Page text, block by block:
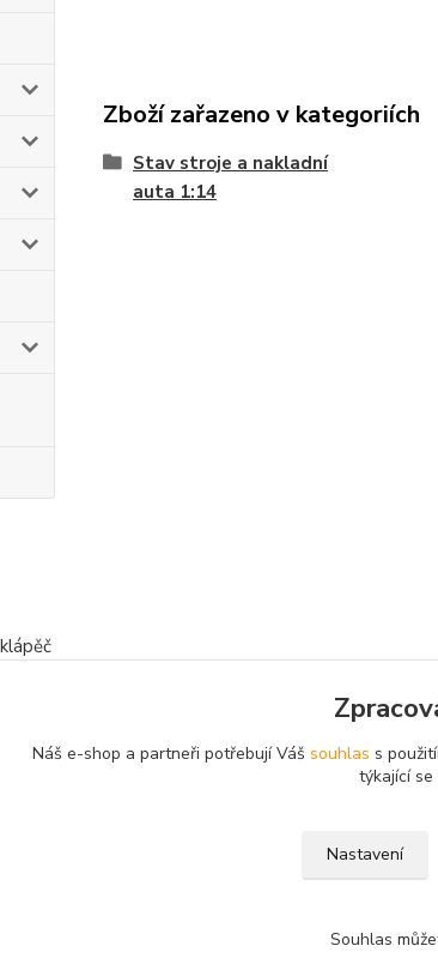
Zboží zařazeno v kategoriích
Stav stroje a nakladní
auta 1:14
Náš e-shop a partneři potřebují Váš souhlas s
týkající se
Nastavení
Souhlas